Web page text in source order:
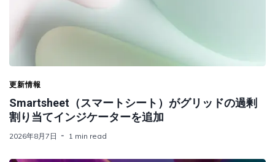
更新情報
Smartsheet（スマートシート）がグリッドの過剰
割り当てインジケーターを追加
2026年8月7日 1 min read